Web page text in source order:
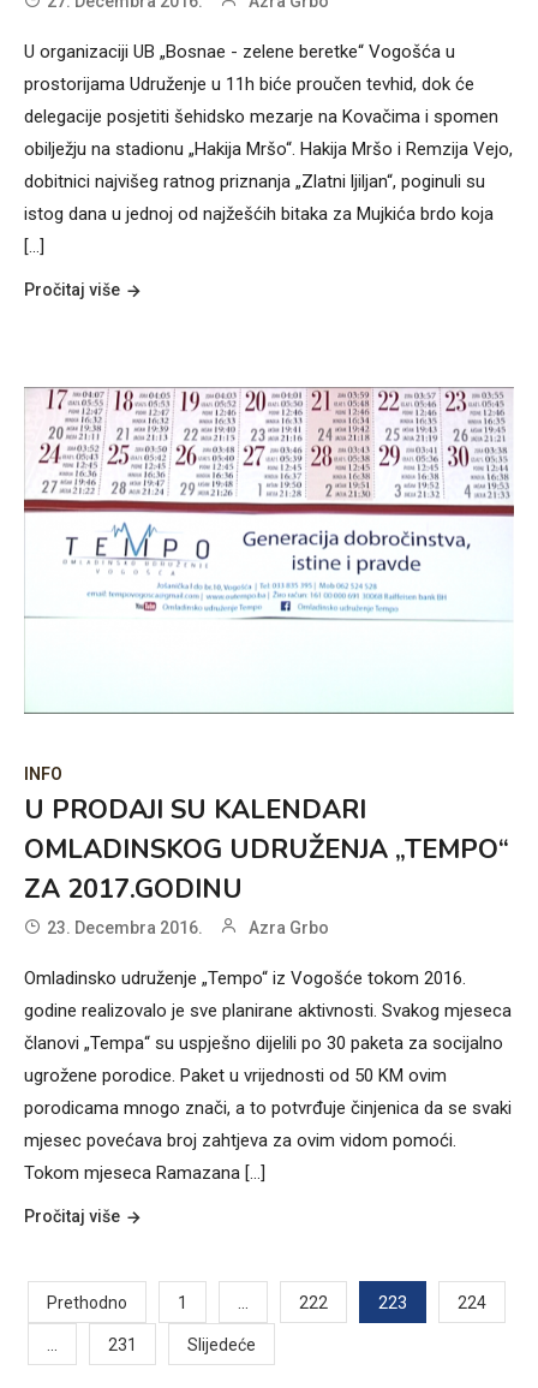
U organizaciji UB „Bosnae - zelene beretke“ Vogošća u
prostorijama Udruženje u 11h biće proučen tevhid, dok će
delegacije posjetiti šehidsko mezarje na Kovačima i spomen
obilježju na stadionu „Hakija Mršo“. Hakija Mršo i Remzija Vejo,
dobitnici najvišeg ratnog priznanja „Zlatni ljiljan“, poginuli su
istog dana u jednoj od najžešćih bitaka za Mujkića brdo koja
[...]
Pročitaj više
INFO
U PRODAJI SU KALENDARI
OMLADINSKOG UDRUŽENJA „TEMPO“
ZA 2017.GODINU
23. Decembra 2016. Azra Grbo
Omladinsko udruženje „Tempo“ iz Vogošće tokom 2016.
godine realizovalo je sve planirane aktivnosti. Svakog mjeseca
članovi „Tempa“ su uspješno dijelili po 30 paketa za socijalno
ugrožene porodice. Paket u vrijednosti od 50 KM ovim
porodicama mnogo znači, a to potvrđuje činjenica da se svaki
mjesec povećava broj zahtjeva za ovim vidom pomoći.
Tokom mjeseca Ramazana [...]
Pročitaj više
Posts
pagination
Prethodno 1 … 222 223 224
… 231 Slijedeće